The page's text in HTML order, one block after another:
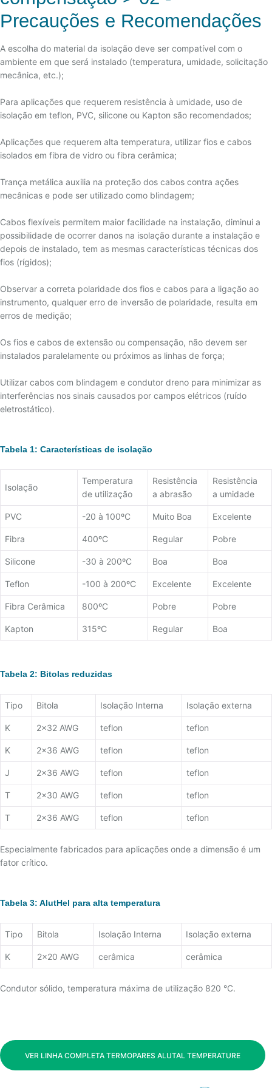
09 - ESCALA INTERNACIONAL DE TEMPERATURAS
11 - TEORIA TERMOELÉTRICA
12 - DANIEL GABRIEL FAHRENHEIT
13 - ANDERS CELSIUS
14 - THOMAS JOHANN SEEBECK
15 - JEAN CHARLES ATHANASE PELTIER
16 - WILLIAN THOMSON (LORDE KELVIN)
18 - RENÉ-ANTOINE FERCHAULT DE RÉAUMUR
20 - FORÇA ELETROMOTRIZ
06 - EFEITO THOMSON
07 - CORRELAÇÃO DA FORÇA ELETROMOTRIZ (F.E.M.)
08 - AS LEIS TERMOELÉTRICAS
09 - LEI DO CIRCUITO HOMOGÊNEO
11 - LEI DAS TEMPERATURAS INTERMEDIÁRIAS
13 - OSCILAÇÃO DE MEDIDAS
15 - NORMAS TEMPERATURA
17 - TERMOPAR CONVENCIONAL
18 - TERMOPAR DE ISOLAÇÃO MINERAL
19 - TERMOPARES FLEXÍVEIS
20 - BLINDAGEM ELETROSTÁTICA/TEMPO DE
RESPOSTA
21 - TERMOPAR PADRÃO
23 - RECOMENDAÇÕES PARA INSTALAÇÃO DE
TERMOPARES
24 - TERMOPARES ESPECIAIS
25 - IMERSÃO DO SENSOR
EXTENSÃO
29 - TABELA DE CONVERSÃO MILIVOLTAGEM X
30 - TABELA DE RESISTÊNCIA DO SENSOR PT-100
31 – TABELA TERMOPAR TIPO B
33 – TABELA TERMOPAR TIPO J
34 – TABELA TERMOPAR TIPO K
36 – TABELA TERMOPAR TIPO S
05 - RECOMENDAÇÕES
07 - TERMORRESISTÊNCIA INDUSTRIAL
08 - AUTO AQUECIMENTO
10 - VANTAGENS EM RELAÇÃO AOS TERMOPARES
12 - TOLERÂNCIA
TEMPERATURA
14 - TEMPO DE RESPOSTA
3 - TRANSMISSOR DIGITAL (MICROPROCESSADO)
4 - COMUNICAÇÃO
Precauções e Recomendações
A escolha do material da isolação deve ser compatível com o
ambiente em que será instalado (temperatura, umidade, solicitação
mecânica, etc.);
Para aplicações que requerem resistência à umidade, uso de
isolação em teflon, PVC, silicone ou Kapton são recomendados;
Aplicações que requerem alta temperatura, utilizar fios e cabos
isolados em fibra de vidro ou fibra cerâmica;
Trança metálica auxilia na proteção dos cabos contra ações
mecânicas e pode ser utilizado como blindagem;
Cabos flexíveis permitem maior facilidade na instalação, diminui a
possibilidade de ocorrer danos na isolação durante a instalação e
depois de instalado, tem as mesmas características técnicas dos
fios (rígidos);
Observar a correta polaridade dos fios e cabos para a ligação ao
instrumento, qualquer erro de inversão de polaridade, resulta em
erros de medição;
Os fios e cabos de extensão ou compensação, não devem ser
instalados paralelamente ou próximos as linhas de força;
Utilizar cabos com blindagem e condutor dreno para minimizar as
interferências nos sinais causados por campos elétricos (ruído
eletrostático).
Tabela 1: Características de isolação
Isolação
Temperatura
de utilização
Resistência
a abrasão
Resistência
a umidade
PVC -20 à 100ºC Muito Boa Excelente
Fibra 400ºC Regular Pobre
Silicone -30 à 200ºC Boa Boa
Teflon -100 à 200ºC Excelente Excelente
Fibra Cerâmica 800ºC Pobre Pobre
Kapton 315ºC Regular Boa
Tabela 2: Bitolas reduzidas
Tipo Bitola Isolação Interna Isolação externa
K 2x32 AWG teflon teflon
K 2x36 AWG teflon teflon
J 2x36 AWG teflon teflon
T 2x30 AWG teflon teflon
T 2x36 AWG teflon teflon
Especialmente fabricados para aplicações onde a dimensão é um
fator crítico.
Tabela 3: AlutHel para alta temperatura
Tipo Bitola Isolação Interna Isolação externa
K 2x20 AWG cerâmica cerâmica
Condutor sólido, temperatura máxima de utilização 820 °C.
VER LINHA COMPLETA TERMOPARES ALUTAL TEMPERATURE